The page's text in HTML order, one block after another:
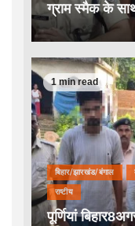
ग्राम स्मैक के
1 min read
बिहार/झारखंड/बंगाल
राष्टीय
पूर्णियां